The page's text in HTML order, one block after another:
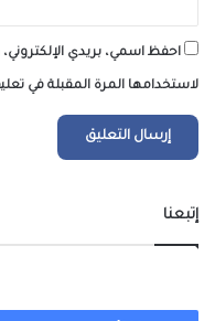
احفظ اسمي، بريدي
لاستخدامها المرة المقبلة في
إتبعنا